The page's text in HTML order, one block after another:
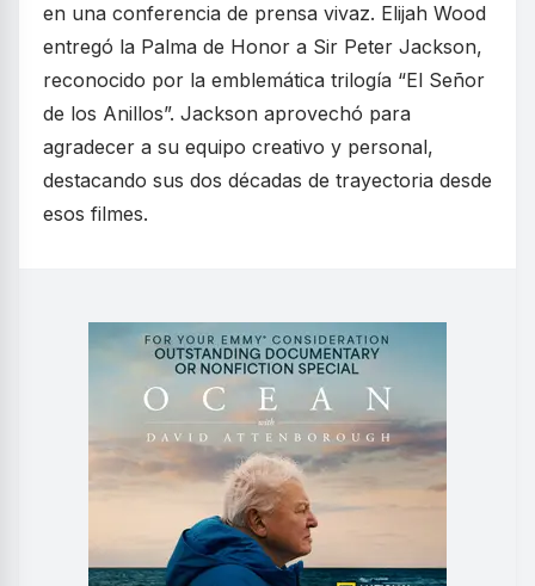
en una conferencia de prensa vivaz. Elijah Wood
entregó la Palma de Honor a Sir Peter Jackson,
reconocido por la emblemática trilogía “El Señor
de los Anillos”. Jackson aprovechó para
agradecer a su equipo creativo y personal,
destacando sus dos décadas de trayectoria desde
esos filmes.